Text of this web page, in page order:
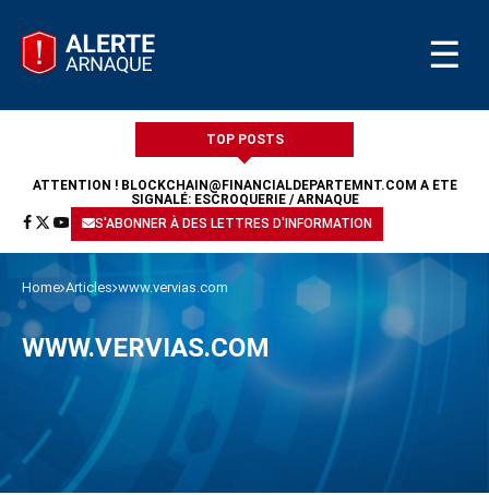
☰
TOP POSTS
ATTENTION ! BLOCKCHAIN@FINANCIALDEPARTEMNT.COM A ÉTÉ
SIGNALÉ: ESCROQUERIE / ARNAQUE
S'ABONNER À DES LETTRES D'INFORMATION
Home Articles www.vervias.com
WWW.VERVIAS.COM